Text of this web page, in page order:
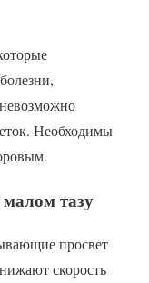
Необходимы
тазу
просвет
скорость